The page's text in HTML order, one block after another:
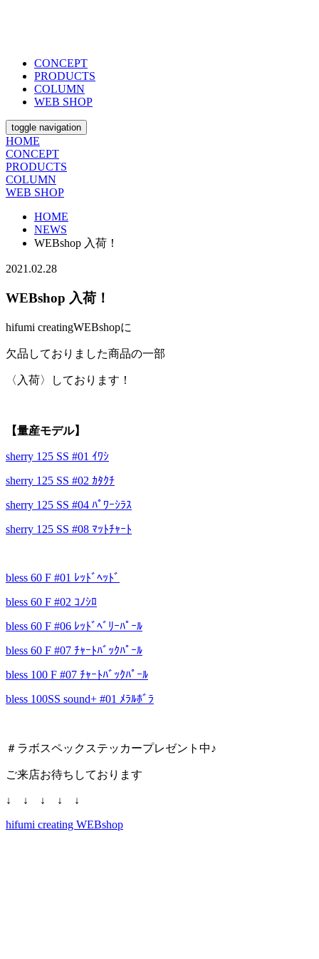
CONCEPT
PRODUCTS
COLUMN
WEB SHOP
toggle navigation
HOME
CONCEPT
PRODUCTS
COLUMN
WEB SHOP
HOME
NEWS
WEBshop 入荷！
2021.02.28
WEBshop 入荷！
hifumi creatingWEBshopに
欠品しておりました商品の一部
〈入荷〉しております！
【量産モデル】
sherry 125 SS #01 ｲﾜｼ
sherry 125 SS #02 ｶﾀｸﾁ
sherry 125 SS #04 ﾊﾟﾜｰｼﾗｽ
sherry 125 SS #08 ﾏｯﾄﾁｬｰﾄ
bless 60 F #01 ﾚｯﾄﾞﾍｯﾄﾞ
bless 60 F #02 ｺﾉｼﾛ
bless 60 F #06 ﾚｯﾄﾞﾍﾞﾘｰﾊﾟｰﾙ
bless 60 F #07 ﾁｬｰﾄﾊﾞｯｸﾊﾟｰﾙ
bless 100 F #07 ﾁｬｰﾄﾊﾞｯｸﾊﾟｰﾙ
bless 100SS sound+ #01 ﾒﾗﾙﾎﾞﾗ
＃ラボスペックステッカープレゼント中♪
ご来店お待ちしております
↓ ↓ ↓ ↓ ↓
hifumi creating WEBshop